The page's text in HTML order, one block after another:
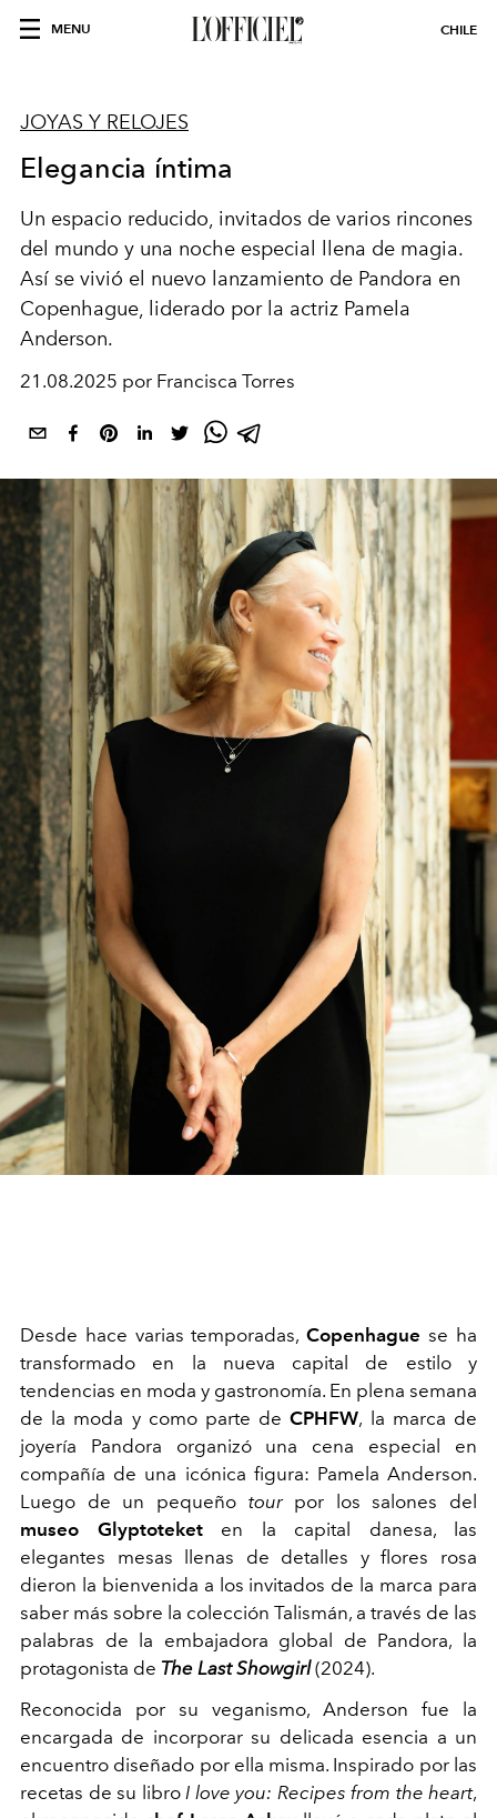
MENU CHILE
JOYAS Y RELOJES
Elegancia íntima
Un espacio reducido, invitados de varios rincones
del mundo y una noche especial llena de magia.
Así se vivió el nuevo lanzamiento de Pandora en
Copenhague, liderado por la actriz Pamela
Anderson.
21.08.2025 por Francisca Torres
Desde hace varias temporadas,Copenhague se ha
transformado en la nueva capital de estilo y
tendencias en moda y gastronomía. En plena semana
de la moda y como parte deCPHFW, la marca de
joyería Pandora organizó una cena especial en
compañía de una icónica figura: Pamela Anderson.
Luego de un pequeño tourpor los salones del
museo
Glyptoteketen la capital danesa, las
elegantes mesas llenas de detalles y flores rosa
dieron la bienvenida a los invitados de la marca para
saber más sobre la colección Talismán, a través de las
palabras de la embajadora global de Pandora, la
protagonista de The Last Showgirl(2024).
Reconocida por su veganismo, Anderson fue la
encargada de incorporar su delicada esencia a un
encuentro diseñado por ella misma. Inspirado por las
recetas de su libroI love you: Recipes from the heart,